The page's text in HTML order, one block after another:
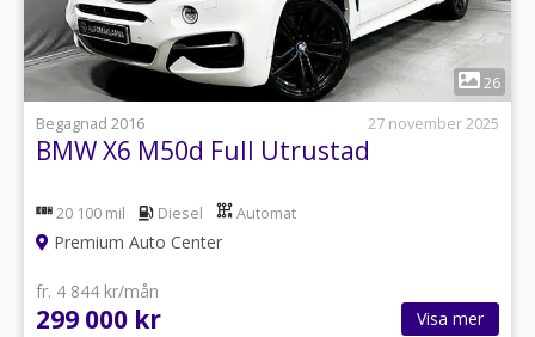
1
26
Begagnad 2016
27 november 2025
BMW X6 M50d Full Utrustad
20 100 mil Diesel Automat
Premium Auto Center
fr. 4 844 kr/mån
299 000 kr Visa mer